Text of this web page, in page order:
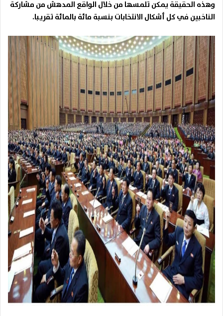
وهذه الحقيقة يمكن تلمسها من خلال الواقع المدهش من مشاركة
الناخبين في كل أشكال الانتخابات بنسبة مائة بالمائة تقريبا.